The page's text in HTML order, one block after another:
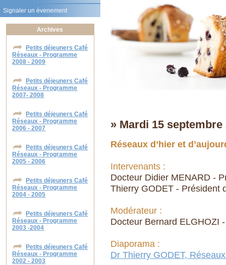
» Mardi 15 septembre
Réseaux d’hier et
Intervenants :
Docteur Didier MENARD -
Thierry GODET - Président
Modérateur :
Docteur Bernard ELGHOZI
Diaporama :
Dr Thierry GODET,
Signaler un évenement
Archives
Petits déjeuners Café
Réseaux - Programme
2008 - 2009
Petits déjeuners Café
Réseaux - Programme
2007- 2008
Petits déjeuners Café
Réseaux - Programme
2006 - 2007
Petits déjeuners Café
Réseaux - Programme
2005 - 2006
Petits déjeuners Café
Réseaux - Programme
2004 - 2005
Petits déjeuners Café
Réseaux - Programme
2003 -2004
Petits déjeuners Café
Réseaux - Programme
2002 - 2003